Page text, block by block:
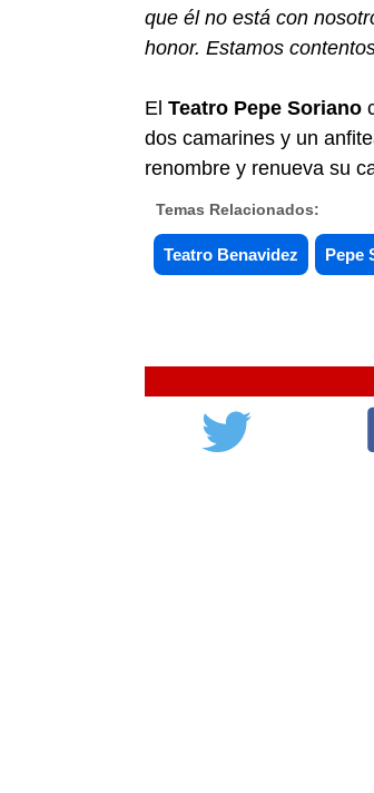
que él no está con
honor. Estamos
El Teatro Pepe Soriano
dos camarines y un
renombre y renueva su
Temas Relacionados:
Teatro Benavidez Pepe